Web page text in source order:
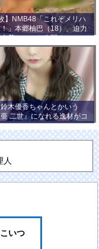
】NMB48「これぞメリハ
」本郷柚巴（18）、迫力
着ショット公開！
鈴木優香ちゃんとかいう
亜 二世』になれる逸材がコ
人
いつ